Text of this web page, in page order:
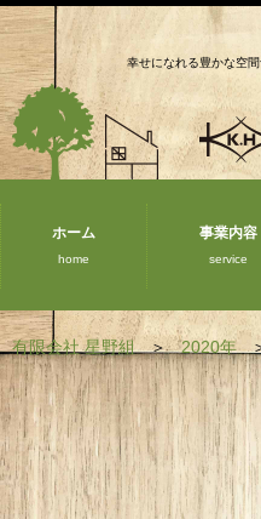
幸せになれる豊かな空
ホーム
home
事業内容
service
有限会社 星野組 2020年